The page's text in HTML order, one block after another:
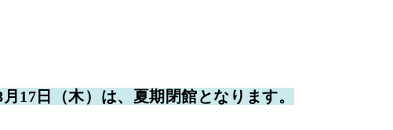
17日（木）は、夏期閉館となります。